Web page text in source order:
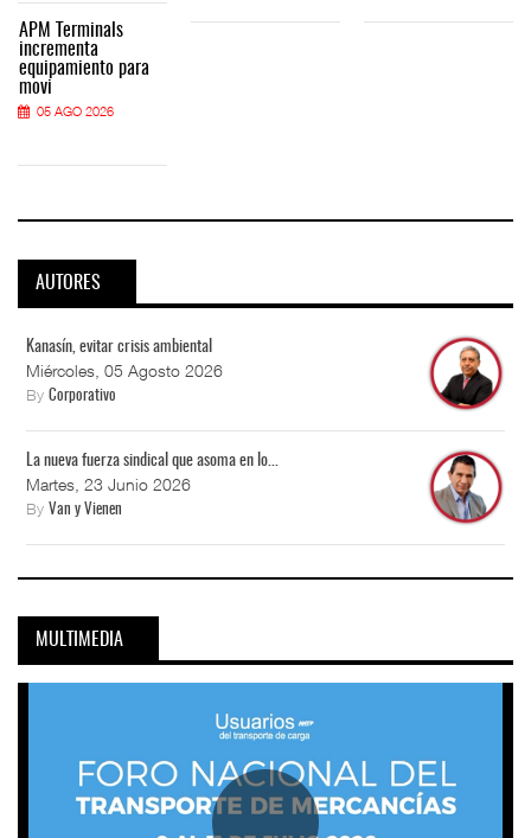
APM Terminals
incrementa
equipamiento para
movi
05 AGO 2026
AUTORES
Kanasín, evitar crisis ambiental
Miércoles, 05 Agosto 2026
By Corporativo
La nueva fuerza sindical que asoma en lo...
Martes, 23 Junio 2026
By Van y Vienen
MULTIMEDIA